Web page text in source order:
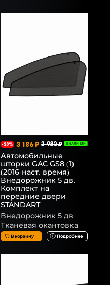
-20% 3 186 ₽ 3 982 ₽ В НАЛИЧИИ
Автомобильные
шторки GAC GS8 (1)
(2016-наст. время)
Внедорожник 5 дв.
Комплект на
передние двери
STANDART
Внедорожник 5 дв.
Тканевая окантовка
В корзину Подробнее